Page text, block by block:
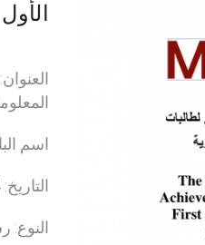
اسم
التاريخ: 2014م
النوع: